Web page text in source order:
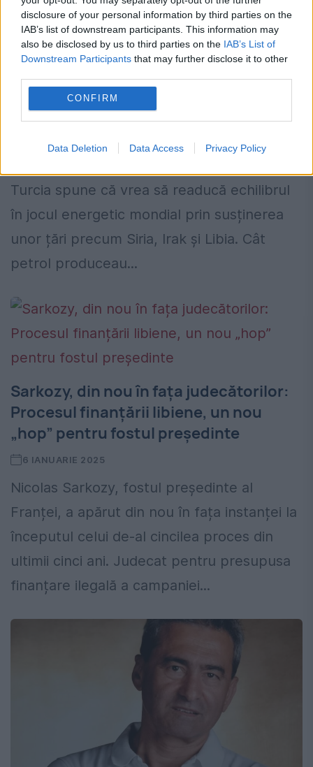
disclosure of your personal information by third parties on the
IAB’s list of downstream participants. This information may
also be disclosed by us to third parties on the IAB’s List of
Downstream Participants that may further disclose it to other
CONFIRM
Data Deletion Data Access Privacy Policy
Bătălia pentru petrol. O nouă eră în
ecuația energetică regională
Turcia spune că vrea să readucă echilibrul
în jocul energetic mondial prin susținerea
unor țări precum Siria, Irak și Libia. Cât
petrol produceau...
Sarkozy, din nou în fața judecătorilor:
Procesul finanțării libiene, un nou
„hop” pentru fostul președinte
6 IANUARIE 2025
Nicolas Sarkozy, fostul președinte al
Franței, a apărut din nou în fața instanței la
începutul celui de-al cincilea proces din
ultimii cinci ani. Judecat pentru presupusa
finanțare ilegală a campaniei...